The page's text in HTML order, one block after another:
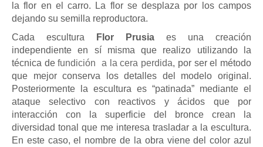
la flor en el carro. La flor se desplaza por los campos
dejando su semilla reproductora.
Cada escultura
Flor Prusia es una creación
independiente en sí misma que realizo utilizando la
técnica defundición a la cera perdida, por ser el método
que mejor conserva los detalles del modelo original.
Posteriormente la escultura es “patinada” mediante el
ataque selectivo con reactivos y ácidos que por
interacción con la superficie del bronce crean la
diversidad tonal que me interesa trasladar a la escultura.
En este caso, el nombre de la obra viene del color azul